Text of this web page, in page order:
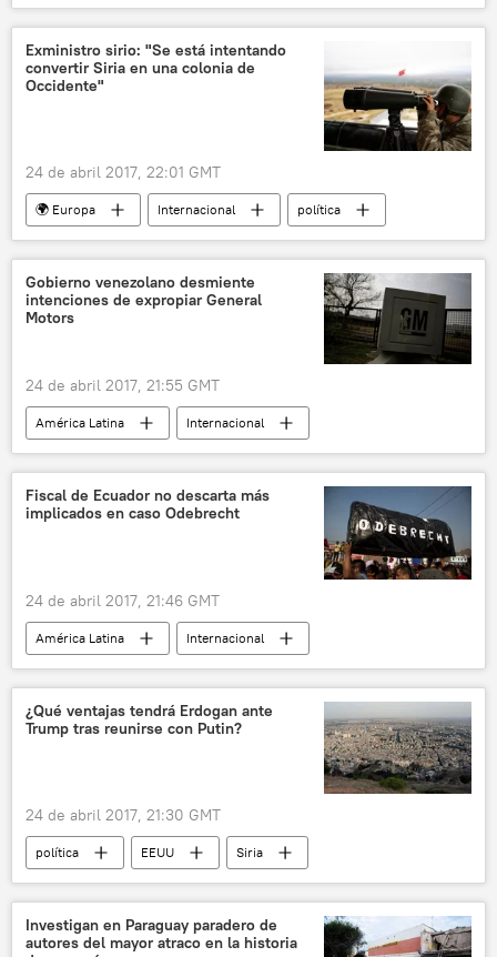
Colombia
Paraguay
Juan Manuel Santos
FARC
Exministro sirio: "Se está intentando
convertir Siria en una colonia de
Occidente"
24 de abril 2017, 22:01 GMT
🌍 Europa Internacional
política
🌍 Oriente Medio
América del Norte
Siria
Fondo Monetario Internacional (FMI)
bloqueo económico
noticias
Gobierno venezolano desmiente
intenciones de expropiar General
Motors
24 de abril 2017, 21:55 GMT
América Latina
Internacional
Venezuela
General Motors noticias
Fiscal de Ecuador no descarta más
implicados en caso Odebrecht
24 de abril 2017, 21:46 GMT
América Latina
Internacional
📰 Caso Odebrecht
Ecuador
Odebrecht
corrupción noticias
¿Qué ventajas tendrá Erdogan ante
Trump tras reunirse con Putin?
24 de abril 2017, 21:30 GMT
política EEUU
Siria
Turquía
Sochi
Vladímir Putin
Recep Tayyip Erdogan
Donald Trump
conversaciones
Rusia noticias
Investigan en Paraguay paradero de
autores del mayor atraco en la historia